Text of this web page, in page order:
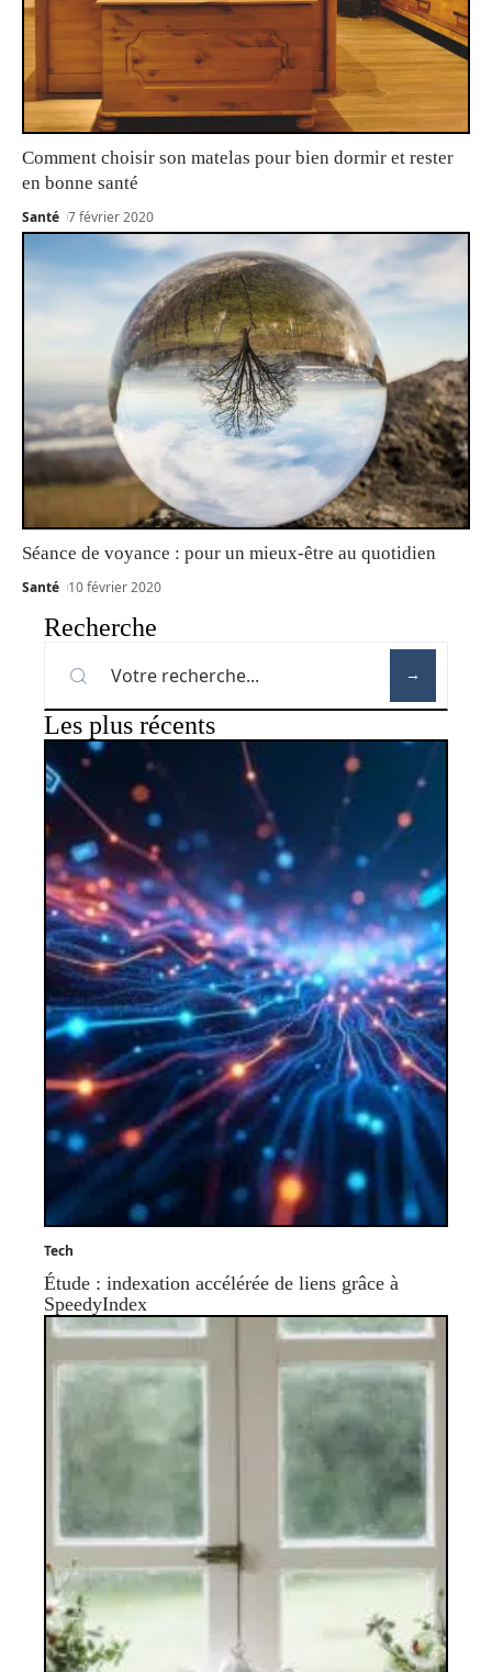
Comment choisir son matelas pour bien dormir et rester
en bonne santé
Santé 7 février 2020
Séance de voyance : pour un mieux-être au quotidien
Santé 10 février 2020
Recherche
Les plus récents
Tech
Étude : indexation accélérée de liens grâce à
SpeedyIndex